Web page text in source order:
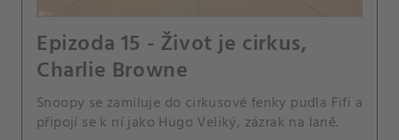
Epizoda 15 - Život je cirkus,
Charlie Browne
Snoopy se zamiluje do cirkusové fenky pudla Fifi a
připojí se k ní jako Hugo Veliký, zázrak na laně.